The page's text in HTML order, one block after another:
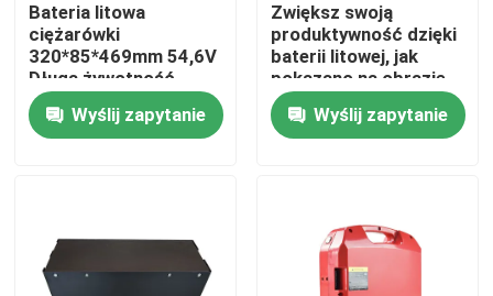
Dom
O nas
Bateria litowa
ciężarówki
320*85*469mm 54,6V
Długa żywotność
Wyślij zapytanie
Zwiększ swoją
produktywność dzięki
baterii litowej, jak
pokazano na obrazie
Wyślij zapytanie